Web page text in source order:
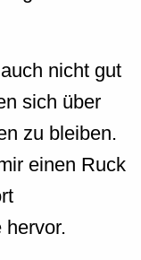
nicht gut
sich über
zu bleiben.
einen Ruck
hervor.